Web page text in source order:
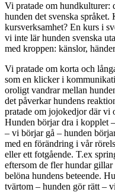
Vi pratade om hundkulturer:
hunden det svenska
kursverksamhet? En kurs i
vi inte lär hunden svenska
med kroppen: känslor,
Vi pratade om korta och
som en klicker i
oroligt vandrar mellan
det påverkar hundens
pratade om jojokedjor där vi
Hunden börjar dra i kopplet
– vi börjar gå – hunden
med en förändring i vår
eller ett fotgående. T.ex
eftersom de fler hundar
belöna hundens beteende.
tvärtom – hunden gör rätt